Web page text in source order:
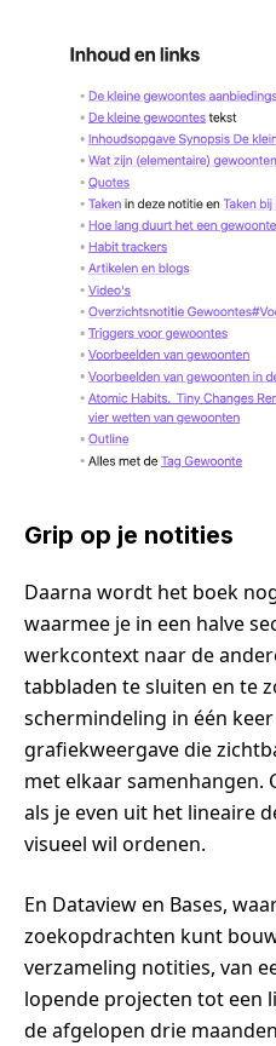
Grip op je notities
Daarna wordt het boek
waarmee je in een halve
werkcontext naar de
tabbladen te sluiten en te
schermindeling in één
grafiekweergave die
met elkaar samenhangen.
als je even uit het lineaire
visueel wil ordenen.
En Dataview en Bases,
zoekopdrachten kunt
verzameling notities, van
lopende projecten tot een
de afgelopen drie